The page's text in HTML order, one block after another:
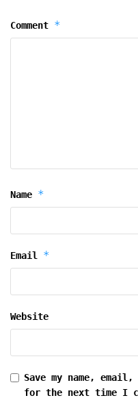
Comment *
Name *
Email *
Website
Save my name,
for the next time I